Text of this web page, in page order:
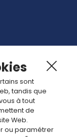
et articles.
sont
tandis que
à tout
de
Web.
ou paramétrer